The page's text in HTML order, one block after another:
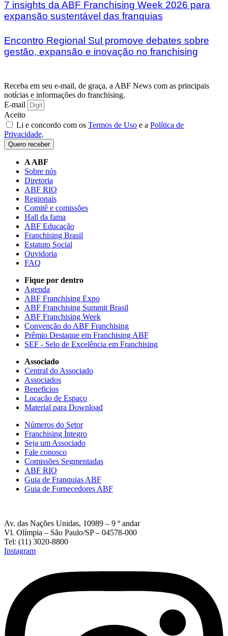
7 insights da ABF Franchising Week 2026 para
expansão sustentável das franquias
Encontro Regional Sul promove debates sobre
gestão, expansão e inovação no franchising
Receba em seu e-mail, de graça, a ABF News com as principais
notícias e informações do franchising.
E-mail
Aceito
Li e concordo com os Termos de Uso e a Política de
Privacidade.
Quero receber
A ABF
Sobre nós
Diretoria
ABF RIO
Regionais
Comitê e comissões
Hall da fama
ABF Educação
Franchising Brasil
Estatuto Social
Ouvidoria
FAQ
Fique por dentro
Agenda
ABF Franchising Expo
ABF Franchising Summit Brasil
ABF Franchising Week
Convenção do ABF Franchising
Prêmio Destaque em Franchising ABF
SEF - Selo de Excelência em Franchising
Associado
Central do Associado
Associados
Beneficios
Locação de Espaço
Material para Download
Números do Setor
Franchising Íntegro
Seja um Associado
Fale conosco
Comissões Segmentadas
ABF RIO
Guia de Franquias ABF
Guia de Fornecedores ABF
Av. das Nações Unidas, 10989 – 9 º andar
Vl. Olímpia – São Paulo/SP – 04578-000
Tel: (11) 3020-8800
Instagram